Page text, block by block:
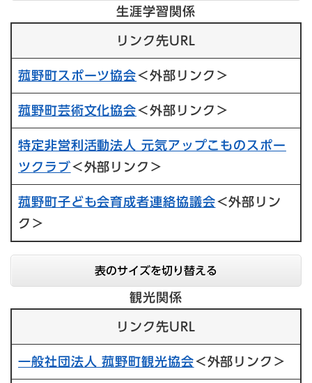
生涯学習関係
リンク先URL
菰野町スポーツ協会＜外部リンク＞
菰野町芸術文化協会＜外部リンク＞
特定非営利活動法人 元気アップこものスポー
ツクラブ＜外部リンク＞
菰野町子ども会育成者連絡協議会＜外部リン
ク＞
表のサイズを切り替える
観光関係
リンク先URL
一般社団法人 菰野町観光協会​＜外部リンク＞